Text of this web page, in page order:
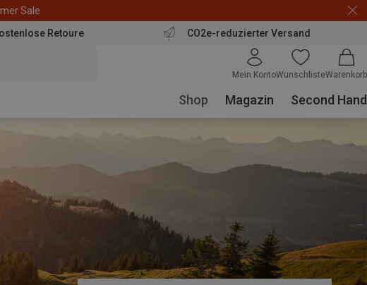
Sale
Retoure CO2e-reduzierter Versand
Mein KontoWunschlisteWarenkorb
Shop Magazin Second Hand